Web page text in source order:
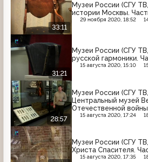
33:11
Музеи России (СГУ
истории Москвы.
29 ноября 2020, 18:52
31:21
Музеи России (СГУ
русской гармоники.
15 августа 2020, 15:10
28:57
Музеи России (СГУ
Центральный музей
Отечественной
красной армии
15 августа 2020, 17:24
Музеи России (СГУ
Христа Спасителя.
15 августа 2020, 17:35